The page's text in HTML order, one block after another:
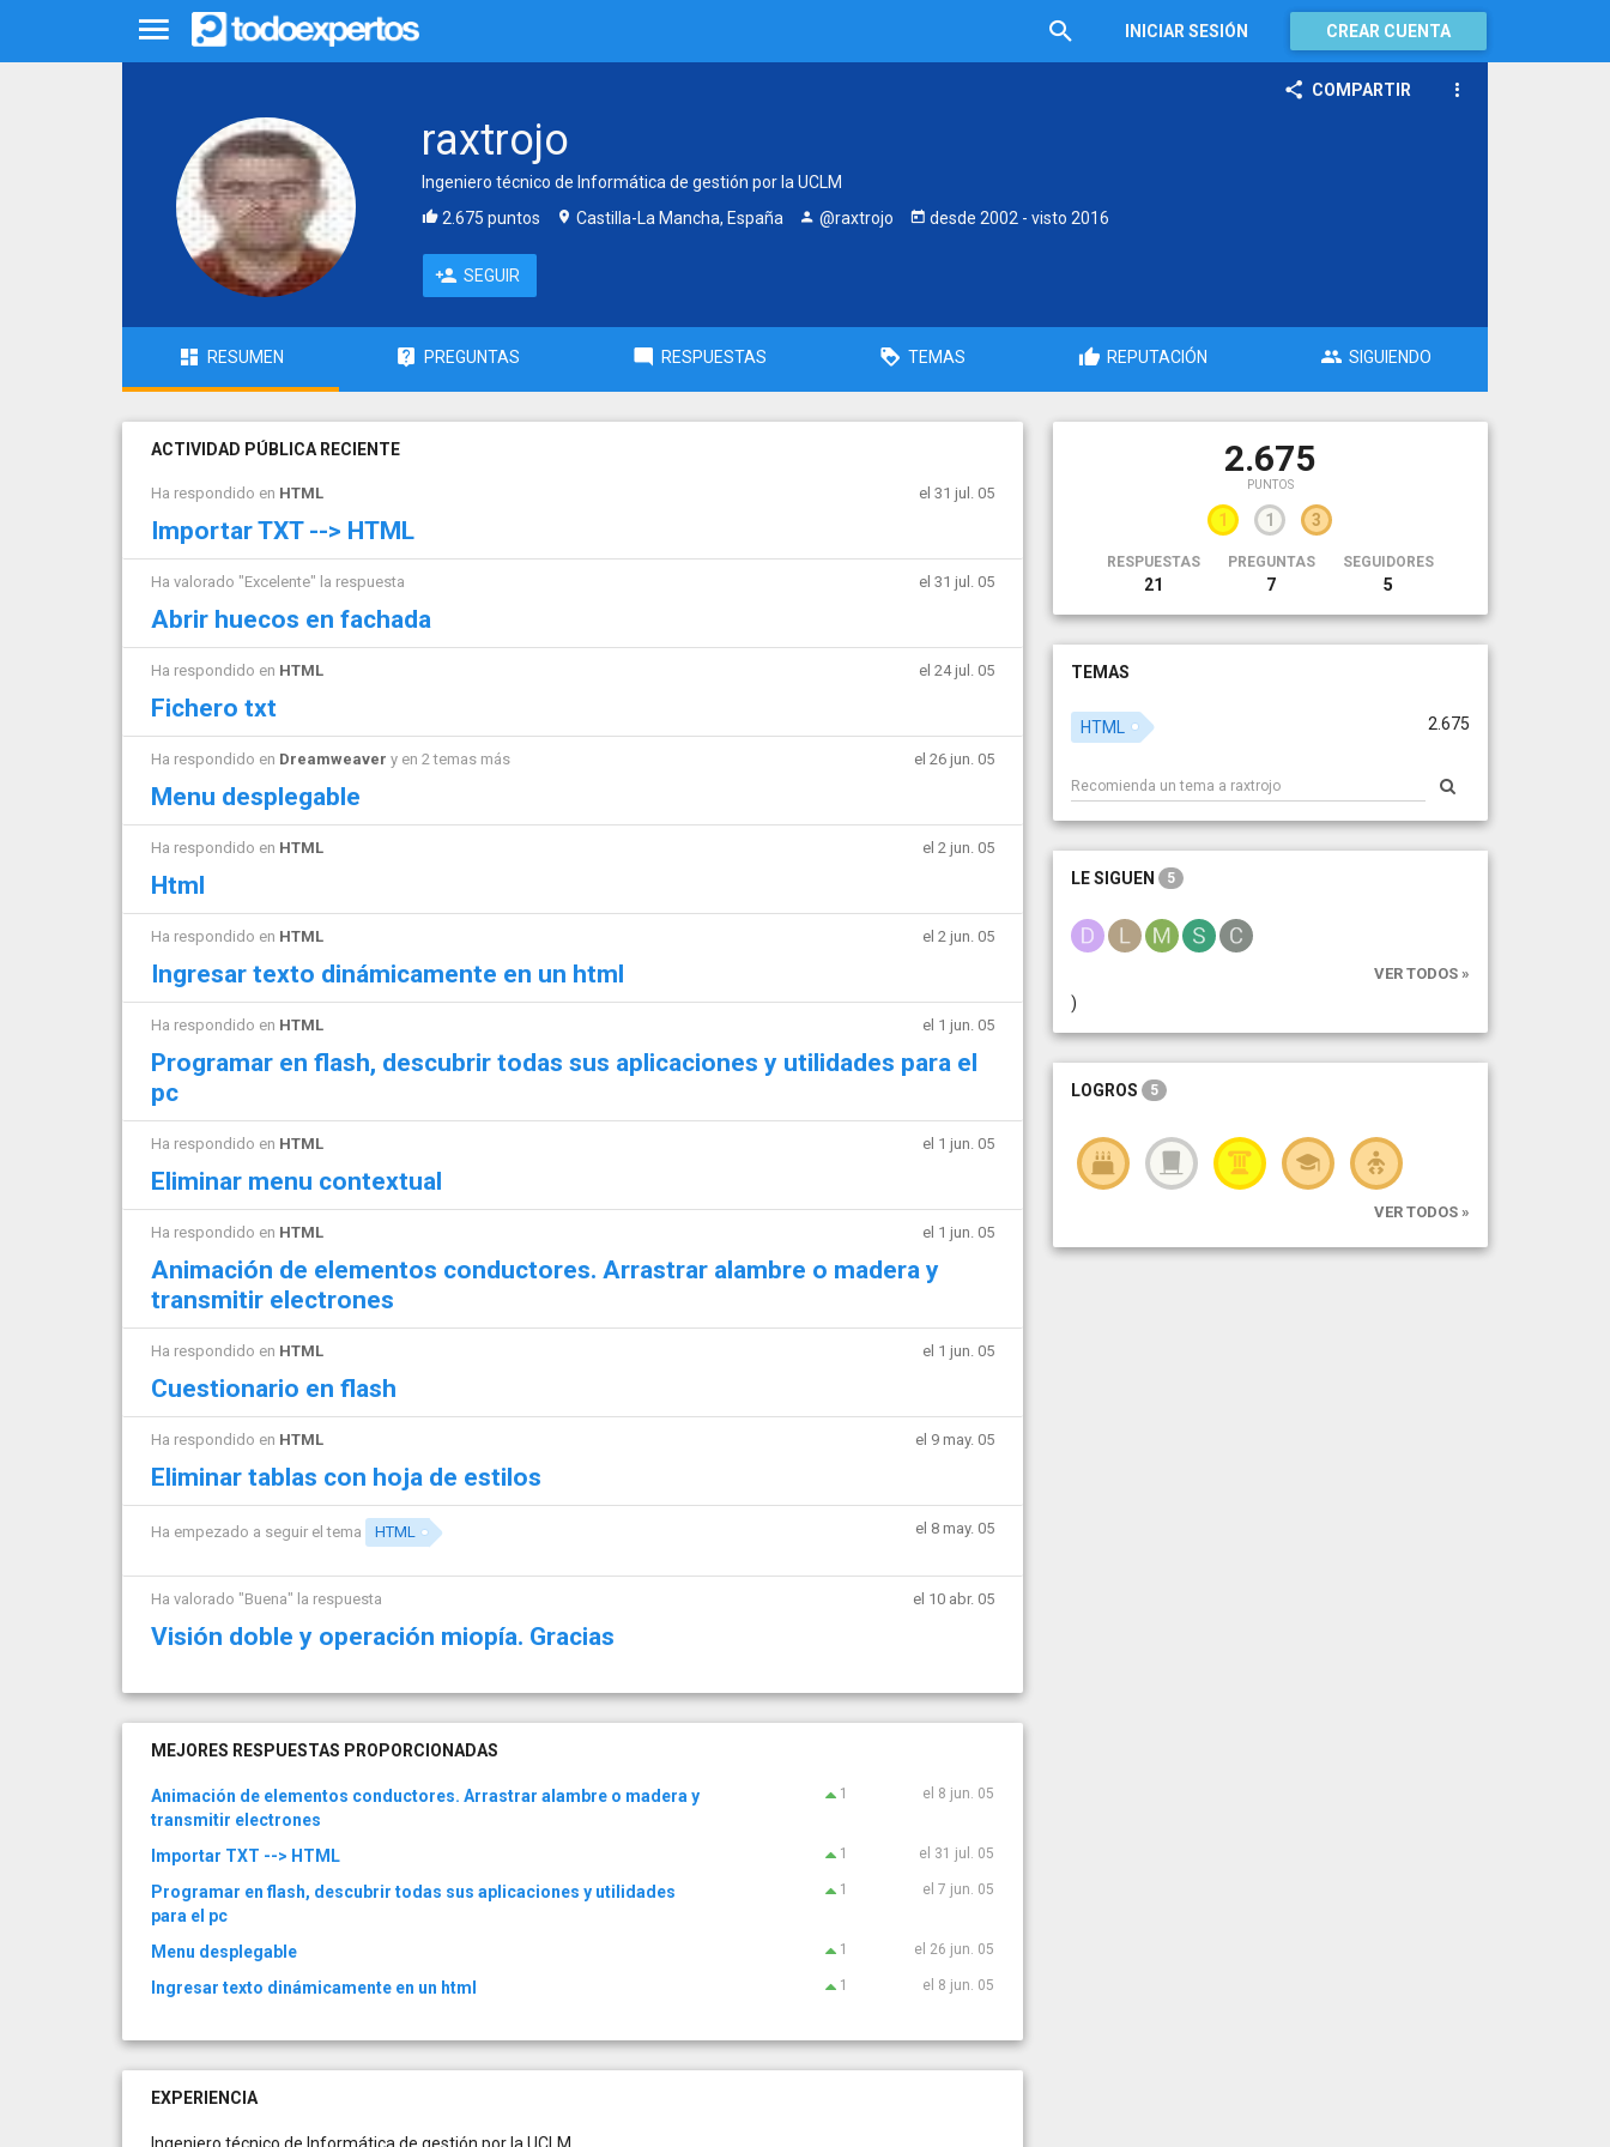
INICIAR SESIÓN CREAR CUENTA
COMPARTIR
raxtrojo
Ingeniero técnico de Informática de gestión por la UCLM
2.675 puntos
Castilla-La Mancha, España @raxtrojo desde 2002 - visto 2016
SEGUIR
RESUMEN PREGUNTAS RESPUESTAS TEMAS REPUTACIÓN SIGUIENDO
ACTIVIDAD PÚBLICA RECIENTE
Ha respondido en HTML el 31 jul. 05
Importar TXT --> HTML
Ha valorado "Excelente" la respuesta el 31 jul. 05
Abrir huecos en fachada
Ha respondido en HTML el 24 jul. 05
Fichero txt
Ha respondido en Dreamweaver y en 2 temas más el 26 jun. 05
Menu desplegable
Ha respondido en HTML el 2 jun. 05
Html
Ha respondido en HTML el 2 jun. 05
Ingresar texto dinámicamente en un html
Ha respondido en HTML el 1 jun. 05
Programar en flash, descubrir todas sus aplicaciones y utilidades para el
pc
Ha respondido en HTML el 1 jun. 05
Eliminar menu contextual
Ha respondido en HTML el 1 jun. 05
Animación de elementos conductores. Arrastrar alambre o madera y
transmitir electrones
Ha respondido en HTML el 1 jun. 05
Cuestionario en flash
Ha respondido en HTML el 9 may. 05
Eliminar tablas con hoja de estilos
Ha empezado a seguir el tema HTML el 8 may. 05
Ha valorado "Buena" la respuesta el 10 abr. 05
Visión doble y operación miopía. Gracias
MEJORES RESPUESTAS PROPORCIONADAS
Animación de elementos conductores. Arrastrar alambre o madera y
transmitir electrones
1 el 8 jun. 05
Importar TXT --> HTML 1 el 31 jul. 05
Programar en flash, descubrir todas sus aplicaciones y utilidades
para el pc
1 el 7 jun. 05
Menu desplegable 1 el 26 jun. 05
Ingresar texto dinámicamente en un html 1 el 8 jun. 05
EXPERIENCIA
2.675
PUNTOS
1 1 3
RESPUESTAS
21
PREGUNTAS
7
SEGUIDORES
5
TEMAS
2.675
HTML
LE SIGUEN 5
VER TODOS »
)
LOGROS 5
VER TODOS »